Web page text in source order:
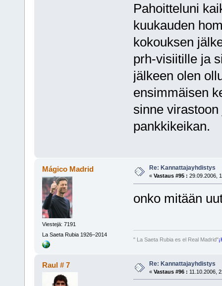
Pahoitteluni
kuukauden
kokouksen
prh-visiitille ja
jälkeen olen
ensimmäisen
sinne
pankkikeikan.
Mágico Madrid
Viestejä: 7191
La Saeta Rubia 1926–2014
Re: Kannattajayhdistys
« Vastaus #95 : 29.09.2006,
onko mitään
" La Saeta Rubia es el Real Madrid"
Raul # 7 Re: Kannattajayhdistys
« Vastaus #96 : 11.10.2006,